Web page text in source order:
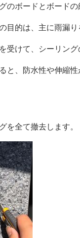
のボードとボード
目的は、主に雨漏
受けて、シーリン
と、防水性や伸縮
を全て撤去します。